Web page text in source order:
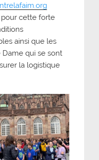
cette forte
ainsi que les
Dame qui se sont
la logistique